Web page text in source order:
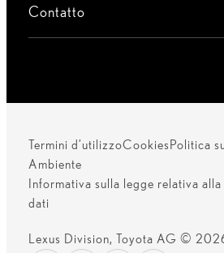
Contatto
Termini d’utilizzoCookies Politica
Ambiente
Informativa sulla legge relativa
dati
Lexus Division, Toyota AG ©